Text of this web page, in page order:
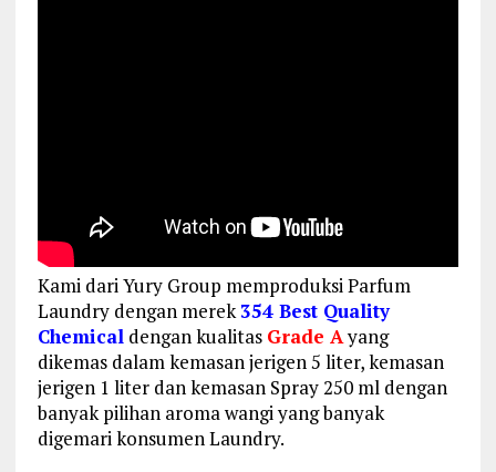
Kami dari Yury Group memproduksi Parfum
Laundry dengan merek354 Best Quality
Chemicaldengan kualitas Grade Ayang
dikemas dalam kemasan jerigen 5 liter, kemasan
jerigen 1 liter dan kemasan Spray 250 ml dengan
banyak pilihan aroma wangi yang banyak
digemari konsumen Laundry.